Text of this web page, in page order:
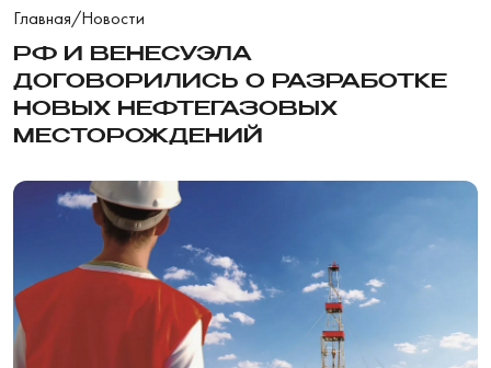
Главная/Новости
РФ И ВЕНЕСУЭЛА
ДОГОВОРИЛИСЬ О РАЗРАБОТКЕ
НОВЫХ НЕФТЕГАЗОВЫХ
МЕСТОРОЖДЕНИЙ